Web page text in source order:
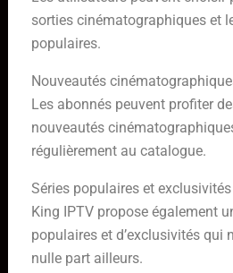
sorties cinématographiques et
populaires.
Nouveautés
Les abonnés peuvent profiter
nouveautés
régulièrement au catalogue.
Séries populaires et exclusivités
King IPTV propose également
populaires et d’exclusivités qui
nulle part ailleurs.